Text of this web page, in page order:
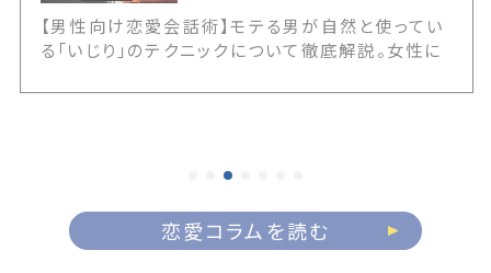
【男性向け恋愛会話術】モテる男が自然と使ってい
る「いじり」のテクニックについて徹底解説。女性に
りが通じる女性の見極め方を伝授します。また20
情報が満載です！ The post モテる男への近道は
first appeared on 出会いマッチングサイト
PCMAX.
恋愛コラムを読む